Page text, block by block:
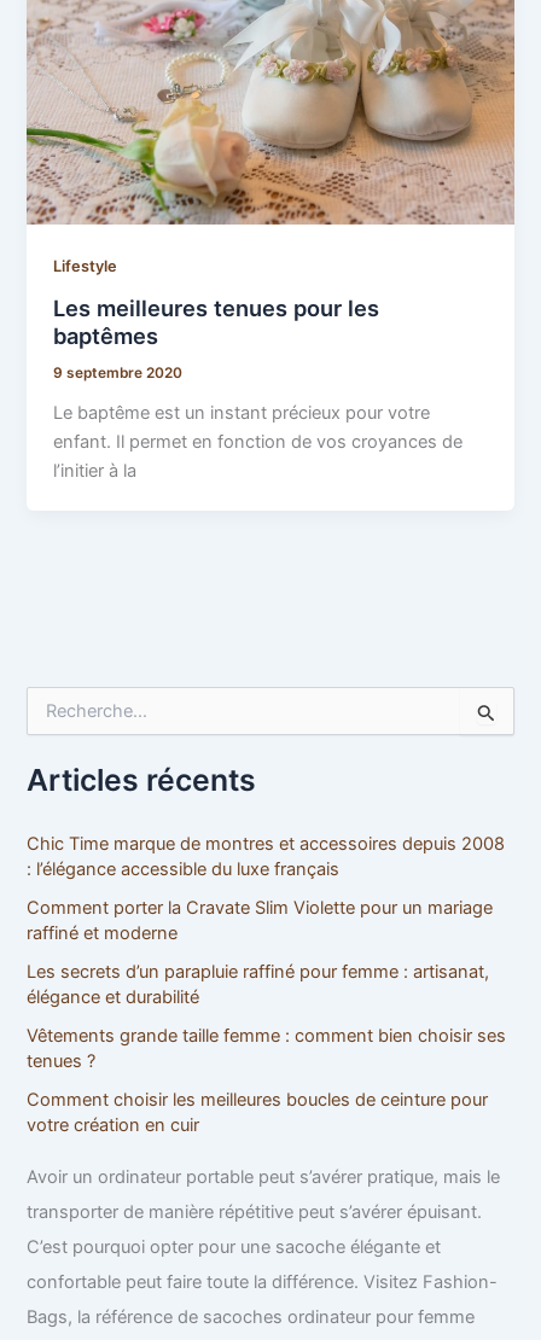
Lifestyle
Les meilleures tenues pour les
baptêmes
9 septembre 2020
Le baptême est un instant précieux pour votre
enfant. Il permet en fonction de vos croyances de
l’initier à la
h
e
c
h
r
:
Articles récents
Chic Time marque de montres et accessoires depuis 2008
: l’élégance accessible du luxe français
Comment porter la Cravate Slim Violette pour un mariage
raffiné et moderne
Les secrets d’un parapluie raffiné pour femme : artisanat,
élégance et durabilité
Vêtements grande taille femme : comment bien choisir ses
tenues ?
Comment choisir les meilleures boucles de ceinture pour
votre création en cuir
Avoir un ordinateur portable peut s’avérer pratique, mais le
transporter de manière répétitive peut s’avérer épuisant.
C’est pourquoi opter pour une sacoche élégante et
confortable peut faire toute la différence. Visitez Fashion-
Bags, la référence de sacoches ordinateur pour femme